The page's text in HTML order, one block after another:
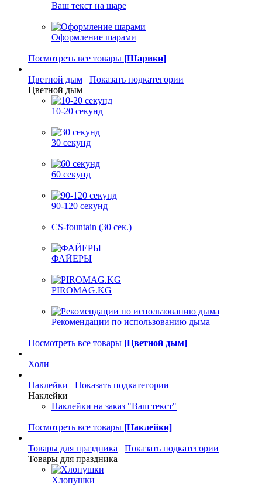
Ваш текст на шаре
Оформление шарами
Посмотреть все товары [Шарики]
Цветной дым
Показать подкатегории
Цветной дым
10-20 секунд
30 секунд
60 секунд
90-120 секунд
CS-fountain (30 сек.)
ФАЙЕРЫ
PIROMAG.KG
Рекомендации по использованию дыма
Посмотреть все товары [Цветной дым]
Холи
Наклейки
Показать подкатегории
Наклейки
Наклейки на заказ "Ваш текст"
Посмотреть все товары [Наклейки]
Товары для праздника
Показать подкатегории
Товары для праздника
Хлопушки